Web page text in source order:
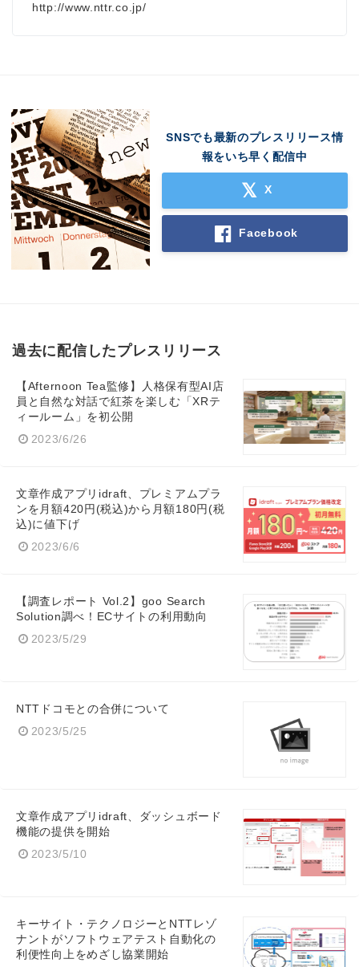
http://www.nttr.co.jp/
SNSでも最新のプレスリリース情
報をいち早く配信中
X
Facebook
過去に配信したプレスリリース
【Afternoon Tea監修】人格保有型AI店
員と自然な対話で紅茶を楽しむ「XRテ
ィールーム」を初公開
2023/6/26
文章作成アプリidraft、プレミアムプラ
ンを月額420円(税込)から月額180円(税
込)に値下げ
2023/6/6
【調査レポート Vol.2】goo Search
Solution調べ！ECサイトの利用動向
2023/5/29
NTTドコモとの合併について
2023/5/25
文章作成アプリidraft、ダッシュボード
機能の提供を開始
2023/5/10
キーサイト・テクノロジーとNTTレゾ
ナントがソフトウェアテスト自動化の
利便性向上をめざし協業開始